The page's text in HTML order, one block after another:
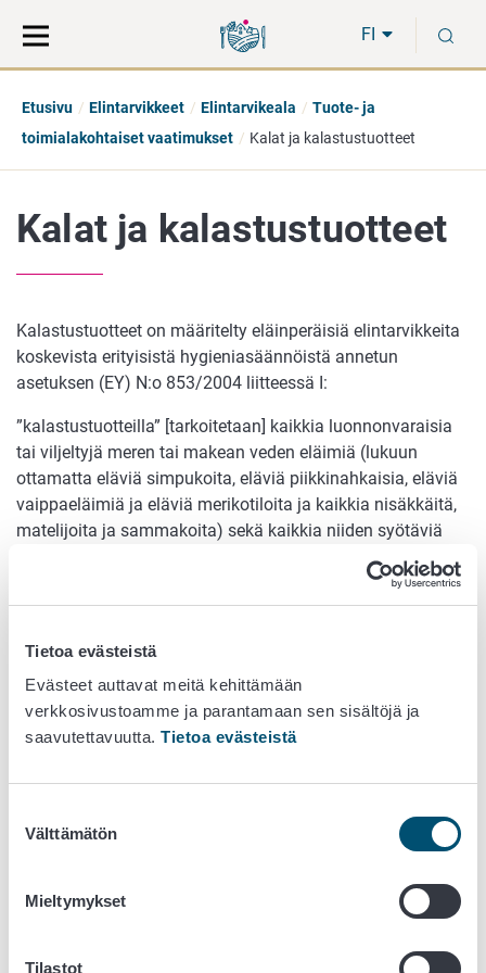
Tietoa evästeistä
Evästeet auttavat meitä kehittämään
verkkosivustoamme ja parantamaan sen sisältöjä ja
saavutettavuutta. Tietoa evästeistä
valinta
Välttämätön
Mieltymykset
Tilastot
suoraan
sisältöön
koko
sivuston
FI
Etusivu Elintarvikkeet Elintarvikeala
Tuote- ja
toimialakohtaiset vaatimukset
Kalat ja kalastustuotteet
Kalat ja kalastustuotteet
Kalastustuotteet on määritelty eläinperäisiä elintarvikkeita
koskevista erityisistä hygieniasäännöistä annetun
asetuksen (EY) N:o 853/2004 liitteessä I:
”kalastustuotteilla” [tarkoitetaan] kaikkia luonnonvaraisia
tai viljeltyjä meren tai makean veden eläimiä (lukuun
ottamatta eläviä simpukoita, eläviä piikkinahkaisia, eläviä
vaippaeläimiä ja eläviä merikotiloita ja kaikkia nisäkkäitä,
matelijoita ja sammakoita) sekä kaikkia niiden syötäviä
Kalastustuotteita ovat esimerkiksi perkaamaton kala,
Kalastustuoteohje
Kalastustuotteet: alkutuotantoa, rekisteröitävää
elintarvikehuoneisto?(päivitetty 25.10.2022)
Kalakukon valmistuksen ja myynnin valvonta, 16021
(pdf)
pk-yrityksille, pdf)
Näytteenotto pienissä kala-alan laitoksissa ja